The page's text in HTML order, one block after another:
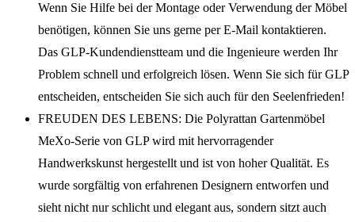
Wenn Sie Hilfe bei der Montage oder Verwendung der Möbel
benötigen, können Sie uns gerne per E-Mail kontaktieren.
Das GLP-Kundendienstteam und die Ingenieure werden Ihr
Problem schnell und erfolgreich lösen. Wenn Sie sich für GLP
entscheiden, entscheiden Sie sich auch für den Seelenfrieden!
FREUDEN DES LEBENS: Die Polyrattan Gartenmöbel
MeXo-Serie von GLP wird mit hervorragender
Handwerkskunst hergestellt und ist von hoher Qualität. Es
wurde sorgfältig von erfahrenen Designern entworfen und
sieht nicht nur schlicht und elegant aus, sondern sitzt auch